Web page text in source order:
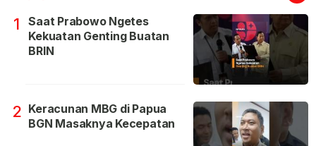
1
Saat Prabowo Ngetes
Kekuatan Genting Buatan
BRIN
2 Keracunan MBG di Papua
BGN Masaknya Kecepatan